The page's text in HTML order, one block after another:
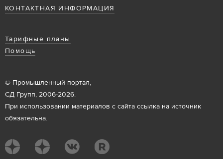
КОНТАКТНАЯ ИНФОРМАЦИЯ
Тарифные планы
Помощь
© Промышленный портал,
СД Групп, 2006-2026.
При использовании материалов с сайта ссылка на источник
обязательна.